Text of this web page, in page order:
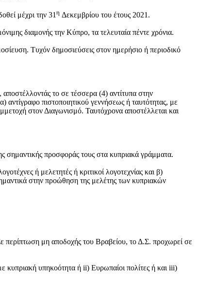
μέχρι την 31 η Δεκεμβρίου του έτους 2021.
διαμονής την Κύπρο, τα τελευταία πέντε χρόνια.
Τυχόν δημοσιεύσεις στον ημερήσιο ή περιοδικό
το σε τέσσερα (4) αντίτυπα στην
πιστοποιητικού γεννήσεως ή ταυτότητας, με
στον Διαγωνισμό. Ταυτόχρονα αποστέλλεται και
σημαντικής προσφοράς τους στα κυπριακά γράμματα.
ή μελετητές ή κριτικοί λογοτεχνίας και β)
στην προώθηση της μελέτης των κυπριακών
περίπτωση μη αποδοχής του Βραβείου, το Δ.Σ. προχωρεί σε
κυπριακή υπηκοότητα ή ii) Ευρωπαίοι πολίτες ή και iii)